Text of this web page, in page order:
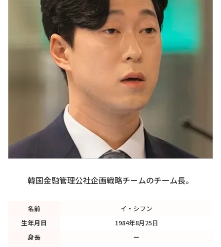
韓国金融管理公社企画戦略チームのチーム長。
名前
イ・シフン
生年月日
1984年8月25日
身長
ー